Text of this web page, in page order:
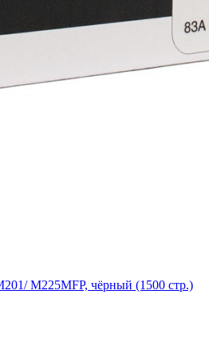
M225MFP, чёрный (1500 стр.)